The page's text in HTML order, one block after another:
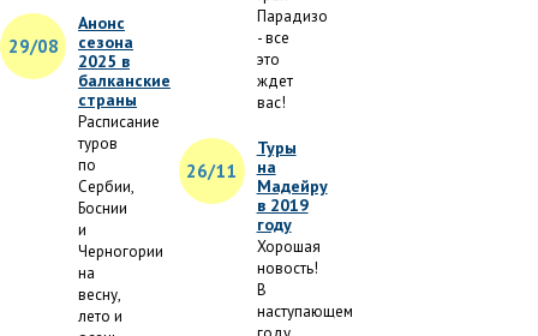
29/08
Анонс
сезона
2025 в
балканские
страны
Расписание
туров
по
Сербии,
Боснии
и
Черногории
на
весну,
лето и
Парадизо
- все
это
ждет
вас!
26/11
Туры
на
Мадейру
в 2019
году
Хорошая
новость!
В
наступающем